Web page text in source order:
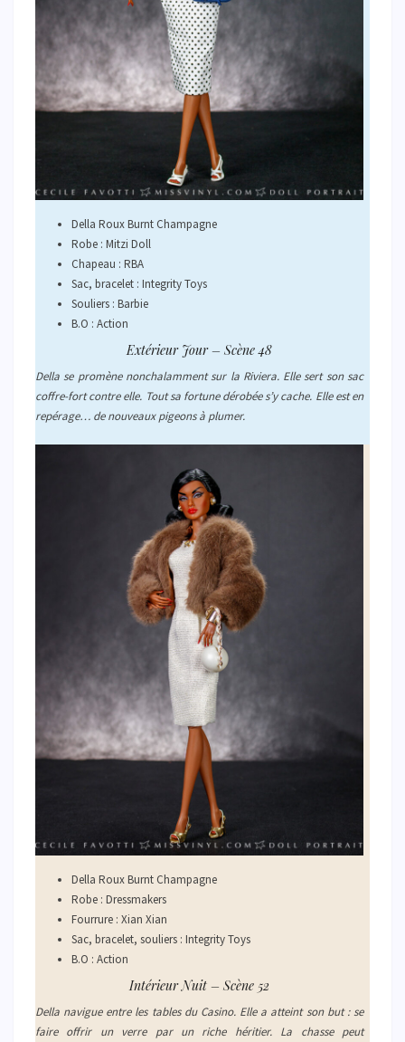
Della Roux Burnt Champagne
Robe : Mitzi Doll
Chapeau : RBA
Sac, bracelet : Integrity Toys
Souliers : Barbie
B.O : Action
Extérieur Jour – Scène 48
Della se promène nonchalamment sur la Riviera. Elle sert son sac
coffre-fort contre elle. Tout sa fortune dérobée s’y cache. Elle est en
repérage… de nouveaux pigeons à plumer.
Della Roux Burnt Champagne
Robe : Dressmakers
Fourrure : Xian Xian
Sac, bracelet, souliers : Integrity Toys
B.O : Action
Intérieur Nuit – Scène 52
Della navigue entre les tables du Casino. Elle a atteint son but : se
faire offrir un verre par un riche héritier. La chasse peut